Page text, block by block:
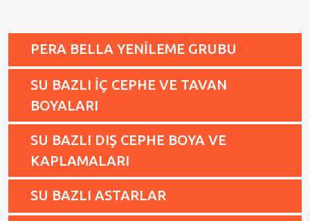
PERA BELLA YENİLEME GRUBU
SU BAZLI İÇ CEPHE VE TAVAN
BOYALARI
SU BAZLI DIŞ CEPHE BOYA VE
KAPLAMALARI
SU BAZLI ASTARLAR